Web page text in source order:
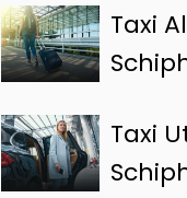
Taxi
Taxi